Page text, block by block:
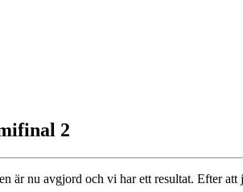
2
är nu avgjord och vi har ett resultat. Efter